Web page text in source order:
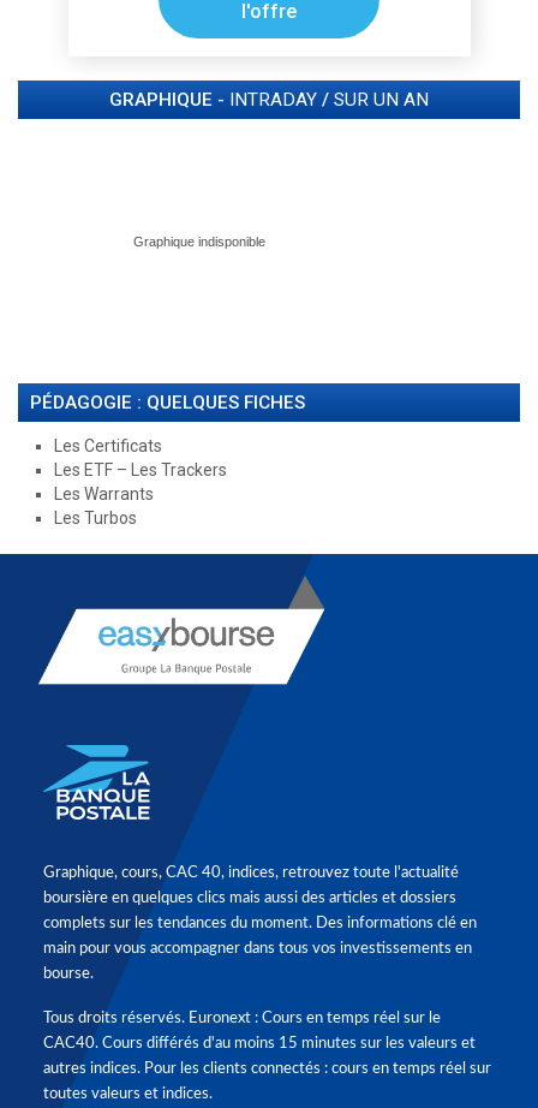
l'offre
GRAPHIQUE - INTRADAY / SUR UN AN
PÉDAGOGIE : QUELQUES FICHES
Les Certificats
Les ETF – Les Trackers
Les Warrants
Les Turbos
Graphique, cours, CAC 40, indices, retrouvez toute l'actualité
boursière en quelques clics mais aussi des articles et dossiers
complets sur les tendances du moment. Des informations clé en
main pour vous accompagner dans tous vos investissements en
bourse.
Tous droits réservés. Euronext : Cours en temps réel sur le
CAC40. Cours différés d'au moins 15 minutes sur les valeurs et
autres indices. Pour les clients connectés : cours en temps réel sur
toutes valeurs et indices.